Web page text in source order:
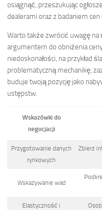
osiągnąć, przeszukując
dealerami oraz z badaniem
Warto także zwrócić uwagę na
argumentem do obniżenia
niedoskonałości, na przykład
problematyczną mechanikę,
buduje twoją pozycję jako
ustępstw.
Wskazówki do
negocjacji
Przygotowanie danych
rynkowych
Zbierz
Wskazywanie wad
Elastyczność i